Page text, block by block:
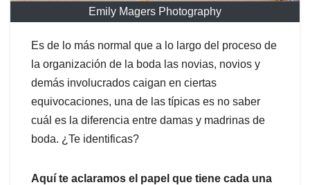
Emily Magers Photography
Es de lo más normal que a lo largo del proceso de
la organización de la boda las novias, novios y
demás involucrados caigan en ciertas
equivocaciones, una de las típicas es no saber
cuál es la diferencia entre damas y madrinas de
boda. ¿Te identificas?
Aquí te aclaramos el papel que tiene cada una